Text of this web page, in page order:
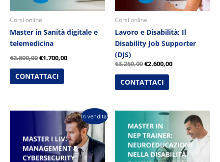
Corsi online
Master in Sanità digitale e
telemedicina
€2.800,00€1.700,00
CONTATTACI
Corsi online
Lavoro e Disabilità: Il
Disability Job Supporter
(DJS)
€3.250,00€2.600,00
CONTATTACI
In vendita!
originale
era:
€2.600,00.
Il
prezzo
attuale
è:
€1.800,00.